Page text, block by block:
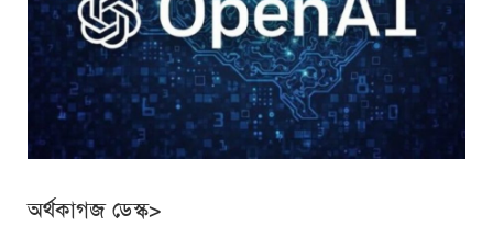
অর্থকাগজ ডেস্ক>